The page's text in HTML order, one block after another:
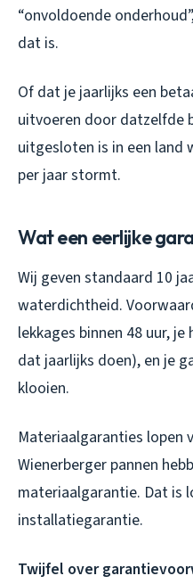
“onvoldoende
dat is.
Of dat je jaarlijks een
uitvoeren door datzelfde
uitgesloten is in een land
per jaar stormt.
Wat een eerlijke
Wij geven standaard 10
waterdichtheid.
lekkages binnen 48 uur,
dat jaarlijks doen), en je
klooien.
Materiaalgaranties lopen
Wienerberger pannen
materiaalgarantie. Dat is
installatiegarantie.
Twijfel over